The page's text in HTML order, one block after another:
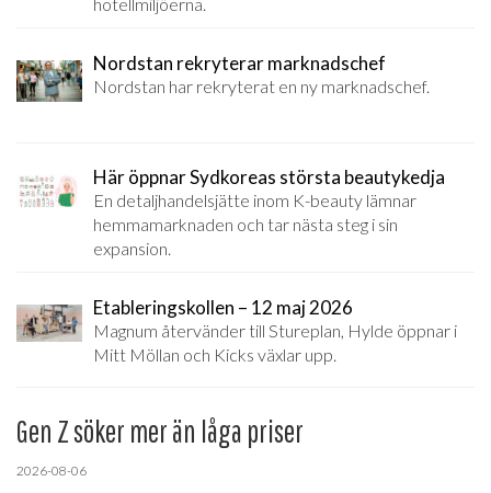
Nordstan rekryterar marknadschef
Nordstan har rekryterat en ny marknadschef.
Här öppnar Sydkoreas största beautykedja
En detaljhandelsjätte inom K-beauty lämnar
hemmamarknaden och tar nästa steg i sin
expansion.
Etableringskollen – 12 maj 2026
Magnum återvänder till Stureplan, Hylde öppnar i
Mitt Möllan och Kicks växlar upp.
Gen Z söker mer än låga priser
2026-08-06